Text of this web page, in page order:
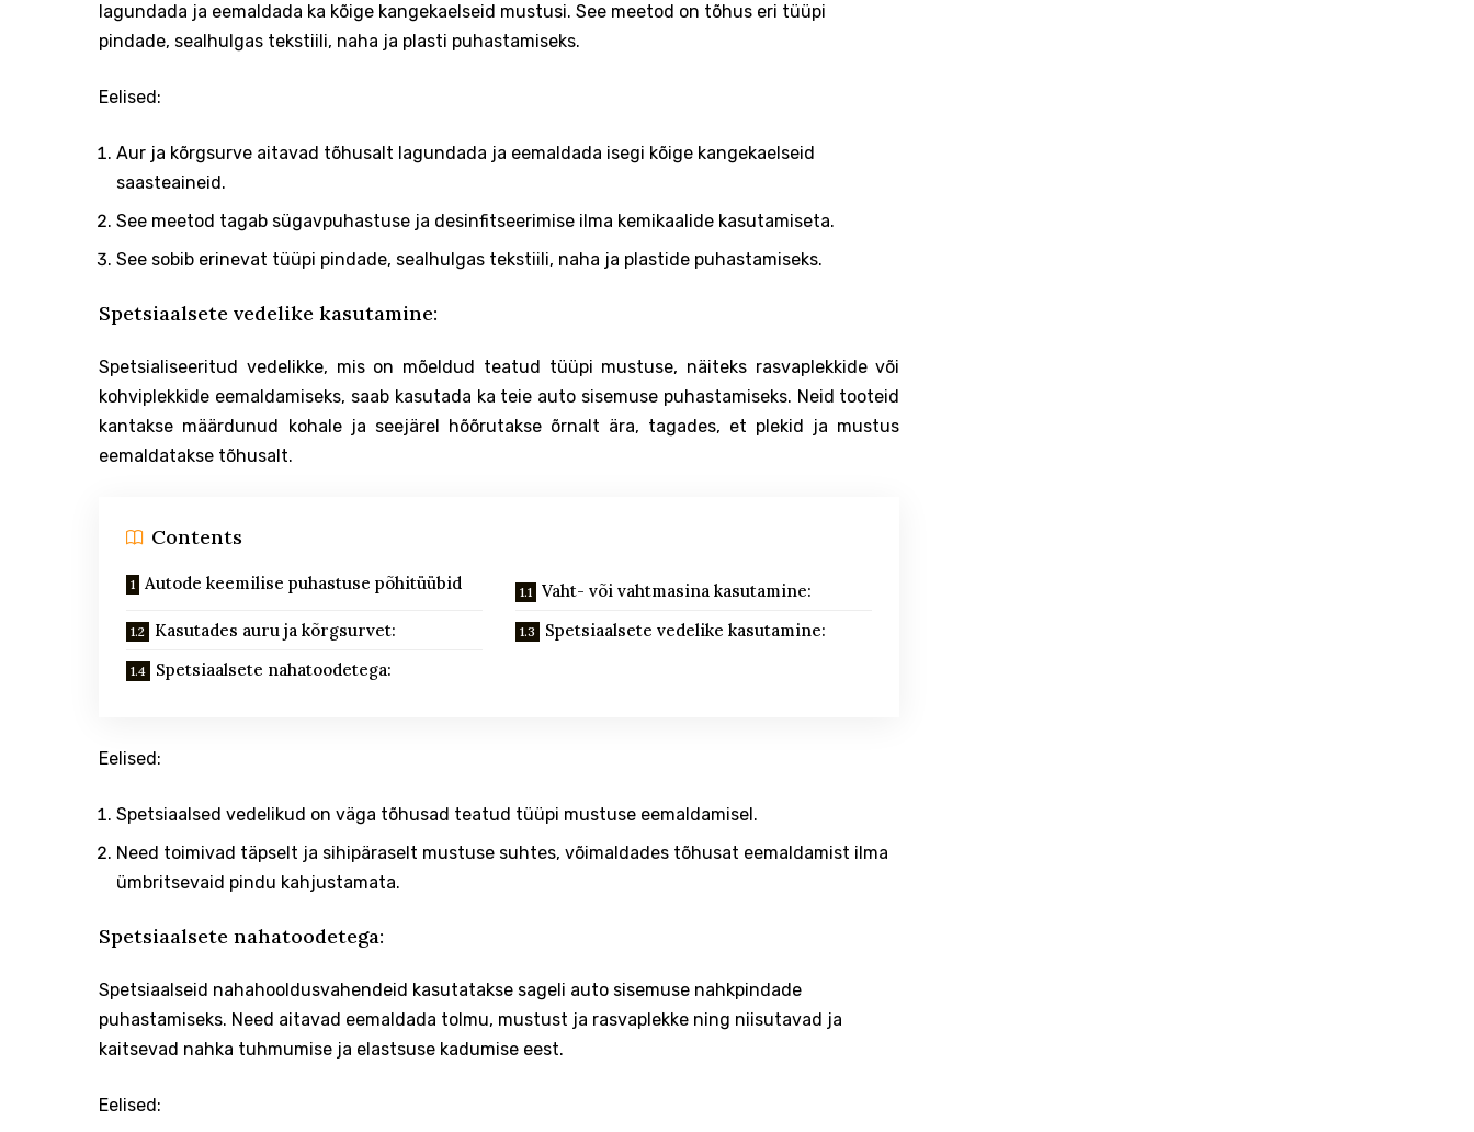
lagundada ja eemaldada ka kõige kangekaelseid mustusi. See meetod on tõhus eri tüüpi
pindade, sealhulgas tekstiili, naha ja plasti puhastamiseks.
Eelised:
Aur ja kõrgsurve aitavad tõhusalt lagundada ja eemaldada isegi kõige kangekaelseid
saasteaineid.
See meetod tagab sügavpuhastuse ja desinfitseerimise ilma kemikaalide kasutamiseta.
See sobib erinevat tüüpi pindade, sealhulgas tekstiili, naha ja plastide puhastamiseks.
Spetsiaalsete vedelike kasutamine:
Spetsialiseeritud vedelikke, mis on mõeldud teatud tüüpi mustuse, näiteks rasvaplekkide või
kohviplekkide eemaldamiseks, saab kasutada ka teie auto sisemuse puhastamiseks. Neid tooteid
kantakse määrdunud kohale ja seejärel hõõrutakse õrnalt ära, tagades, et plekid ja mustus
eemaldatakse tõhusalt.
Contents
Autode keemilise puhastuse põhitüübid
Vaht- või vahtmasina kasutamine:
Kasutades auru ja kõrgsurvet:
Spetsiaalsete vedelike kasutamine:
Spetsiaalsete nahatoodetega:
Eelised:
Spetsiaalsed vedelikud on väga tõhusad teatud tüüpi mustuse eemaldamisel.
Need toimivad täpselt ja sihipäraselt mustuse suhtes, võimaldades tõhusat eemaldamist ilma
ümbritsevaid pindu kahjustamata.
Spetsiaalsete nahatoodetega:
Spetsiaalseid nahahooldusvahendeid kasutatakse sageli auto sisemuse nahkpindade
puhastamiseks. Need aitavad eemaldada tolmu, mustust ja rasvaplekke ning niisutavad ja
kaitsevad nahka tuhmumise ja elastsuse kadumise eest.
Eelised: